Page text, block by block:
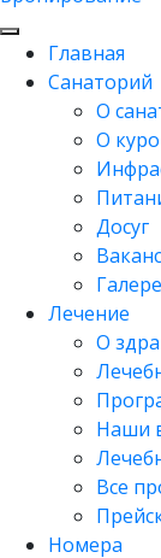
Главная
Санаторий
О
О
Досуг
Лечение
О
Наши
Все
Номера